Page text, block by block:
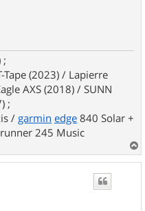
;
Tape (2023) / Lapierre
AXS (2018) / SUNN
;
/ garmin edge 840 Solar +
245 Music
a